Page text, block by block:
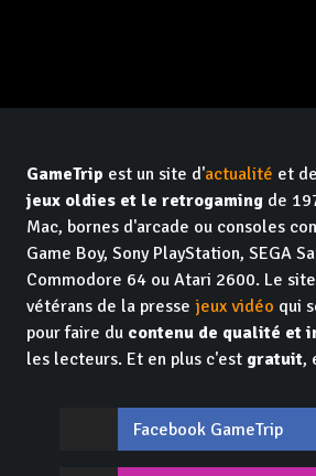
GameTrip est un site d'actualité et de
jeux oldies et le retrogaming de
Mac, bornes d'arcade ou consoles
Game Boy, Sony PlayStation, SEGA
Commodore 64 ou Atari 2600. Le
vétérans de la presse jeux vidéo qui
pour faire du contenu de qualité et
les lecteurs. Et en plus c'est gratuit,
Facebook GameTrip